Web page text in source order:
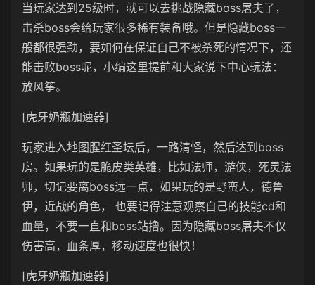
当玩家达到25级时，就可以去挑战隐藏boss屠夫了，
击杀boss会给玩家很多稀有装备哦。但是隐藏boss一
般都很强劲，要如何在保证自己不被杀死的情况下，还
能击败boss呢，小编这里提前和大家说下中心玩法：
放风筝。
[虎牙奶瓶加速器]
玩家进入地图腥红圣坛后，一路清怪，然后达到boss
房。如果玩的是脆皮类英雄，比如法师，游侠，死灵法
师，切记要离boss远一点，如果玩的是野蛮人，德鲁
伊，近战的角色， 也要记得注意观察自己的技能cd和
血量，不要一直和boss站撸。因为隐藏boss屠夫不仅
伤害高，血条厚，移动速度也很快！
[虎牙奶瓶加速器]